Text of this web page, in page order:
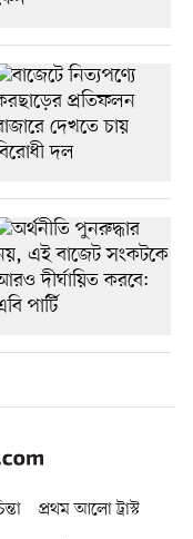
প্রথম আলো ট্রাস্ট